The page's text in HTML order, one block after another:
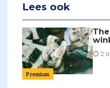
Lees ook
Premium
2